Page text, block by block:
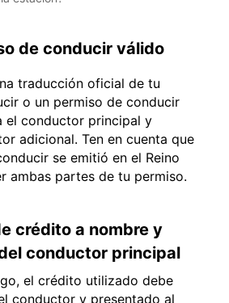
de conducir válido
traducción oficial de tu
o un permiso de conducir
el conductor principal y
adicional. Ten en cuenta que
se emitió en el Reino
ambas partes de tu permiso.
crédito a nombre y
conductor principal
el crédito utilizado debe
conductor y presentado al